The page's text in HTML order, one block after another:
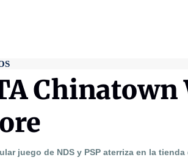
Chinatown
juego de NDS y PSP aterriza en la tienda